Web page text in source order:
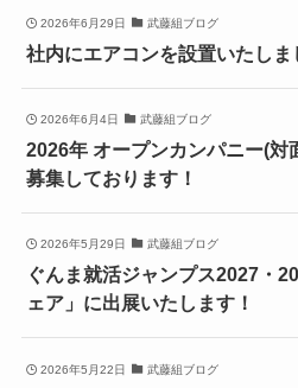
2026年6月29日 武藤組ブログ
社内にエアコンを設置いたしま
2026年6月4日 武藤組ブログ
2026年 オープンカンパニー(
募集しております！
2026年5月29日 武藤組ブログ
ぐんま就活ジャンプス2027・
ェア」に出展いたします！
2026年5月22日 武藤組ブログ